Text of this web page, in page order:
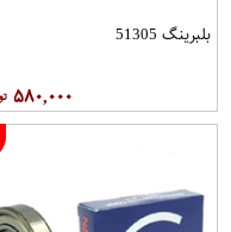
بلبرینگ 51305
۵۸۰,۰۰۰